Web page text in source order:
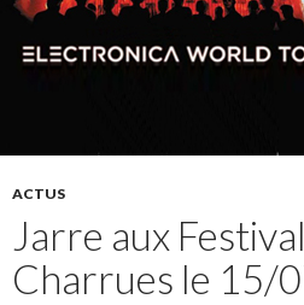
ACTUS
Jarre aux
Charrues le 15/